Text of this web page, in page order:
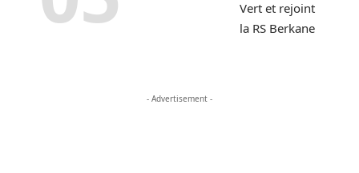
- Advertisement -